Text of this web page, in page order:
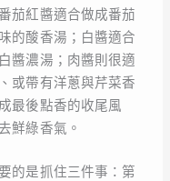
茄紅醬適合做成番茄
的酸香湯；白醬適合
醬濃湯；肉醬則很適
或帶有洋蔥與芹菜香
最後點香的收尾風
鮮綠香氣。
的是抓住三件事：第